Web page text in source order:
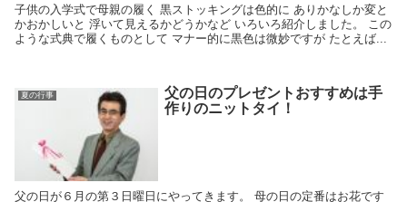
子供の入学式で母親の履く 黒ストッキングは色的に ありかなしか変と
かおかしいと 浮いて見えるかどうかなど いろいろ紹介しました。 この
ような式典で履くものとして マナー的に黒色は微妙ですが たとえば...
夏の行事
父の日のプレゼントおすすめは手
作りのニットタイ！
父の日が６月の第３日曜日にやってきます。 母の日の定番はお花です